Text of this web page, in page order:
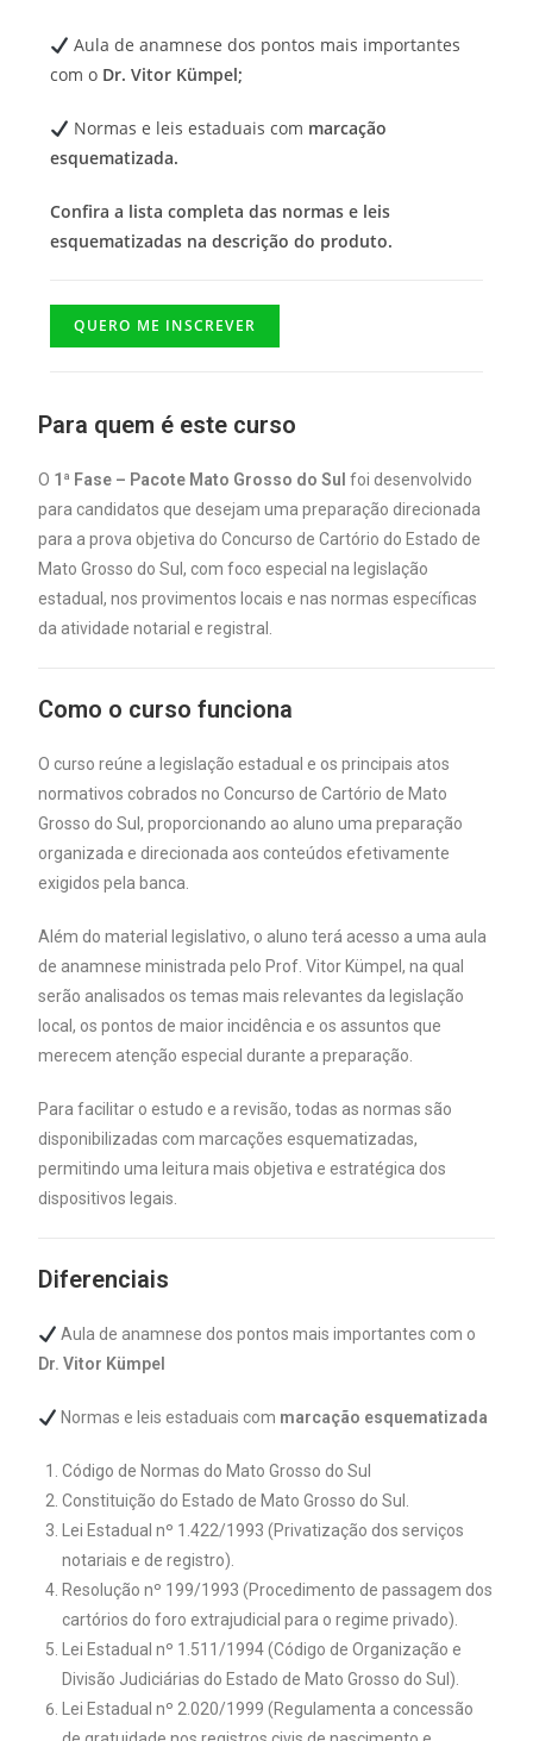
Aula de anamnese dos pontos mais importantes
com o Dr. Vitor Kümpel;
Normas e leis estaduais com marcação
esquematizada.
Confira a lista completa das normas e leis
esquematizadas na descrição do produto.
QUERO ME INSCREVER
Para quem é este curso
O 1ª Fase – Pacote Mato Grosso do Sul foi desenvolvido
para candidatos que desejam uma preparação direcionada
para a prova objetiva do Concurso de Cartório do Estado de
Mato Grosso do Sul, com foco especial na legislação
estadual, nos provimentos locais e nas normas específicas
da atividade notarial e registral.
Como o curso funciona
O curso reúne a legislação estadual e os principais atos
normativos cobrados no Concurso de Cartório de Mato
Grosso do Sul, proporcionando ao aluno uma preparação
organizada e direcionada aos conteúdos efetivamente
exigidos pela banca.
Além do material legislativo, o aluno terá acesso a uma aula
de anamnese ministrada pelo Prof. Vitor Kümpel, na qual
serão analisados os temas mais relevantes da legislação
local, os pontos de maior incidência e os assuntos que
merecem atenção especial durante a preparação.
Para facilitar o estudo e a revisão, todas as normas são
disponibilizadas com marcações esquematizadas,
permitindo uma leitura mais objetiva e estratégica dos
dispositivos legais.
Diferenciais
Aula de anamnese dos pontos mais importantes com o
Dr. Vitor Kümpel
Normas e leis estaduais com marcação esquematizada
Código de Normas do Mato Grosso do Sul
Constituição do Estado de Mato Grosso do Sul.
Lei Estadual nº 1.422/1993 (Privatização dos serviços
notariais e de registro).
Resolução nº 199/1993 (Procedimento de passagem dos
cartórios do foro extrajudicial para o regime privado).
Lei Estadual nº 1.511/1994 (Código de Organização e
Divisão Judiciárias do Estado de Mato Grosso do Sul).
Lei Estadual nº 2.020/1999 (Regulamenta a concessão